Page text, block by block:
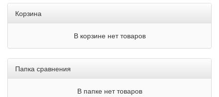
Корзина
В корзине нет товаров
Папка сравнения
В папке нет товаров